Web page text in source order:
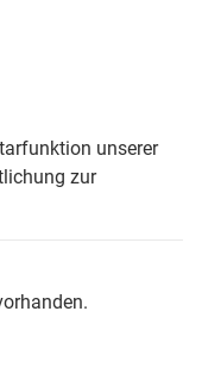
unserer
zur